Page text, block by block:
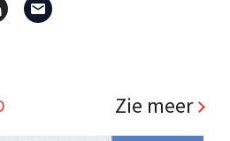
Zie meer